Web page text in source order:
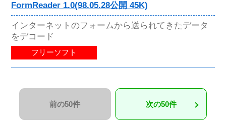
FormReader 1.0(98.05.28公開 45K)
インターネットのフォームから送られてきたデータ
をデコード
フリーソフト
前の50件 次の50件